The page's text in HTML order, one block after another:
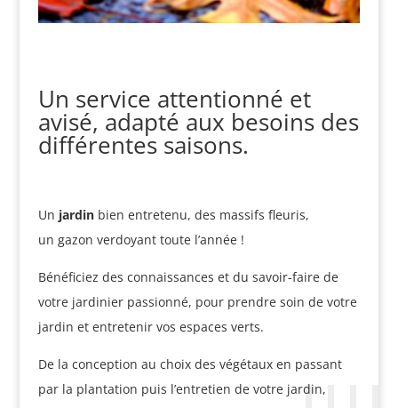
Un service attentionné et
avisé, adapté aux besoins des
différentes saisons.
Un jardinbien entretenu, des massifs fleuris,
un gazon verdoyant toute l’année !
Bénéficiez des connaissances et du savoir-faire de
votre jardinier passionné, pour prendre soin de votre
jardin et entretenir vos espaces verts.
De la conception au choix des végétaux en passant
par la plantation puis l’entretien de votre jardin,